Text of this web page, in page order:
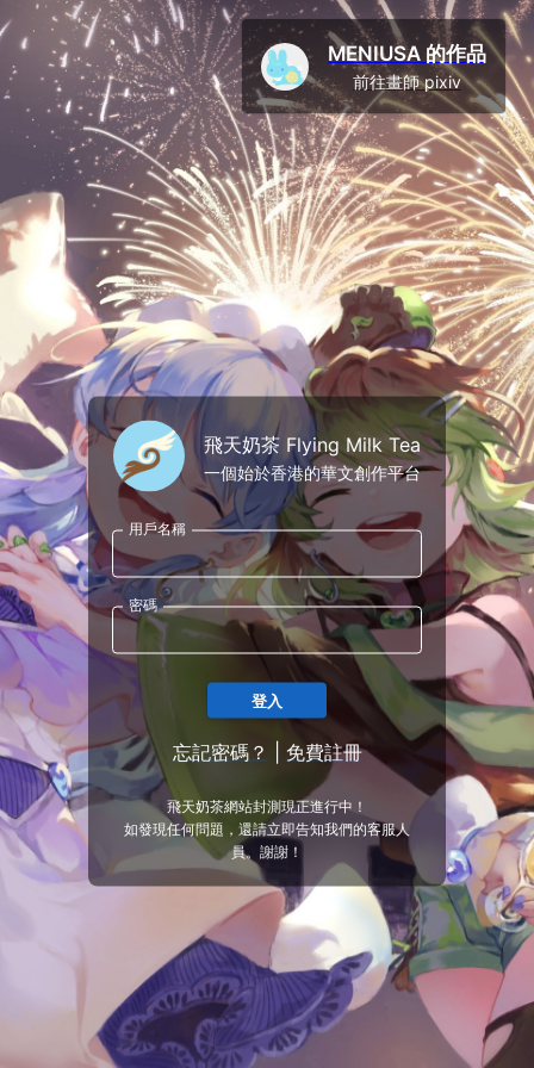
飛天奶茶 Flying Milk Tea
一個始於香港的華文創作平台
用戶名稱
密碼
登入
忘記密碼？ 免費註冊
飛天奶茶網站封測現正進行中！
如發現任何問題，還請立即告知我們的客服人
員。謝謝！
MENIUSA 的作品
前往畫師 pixiv